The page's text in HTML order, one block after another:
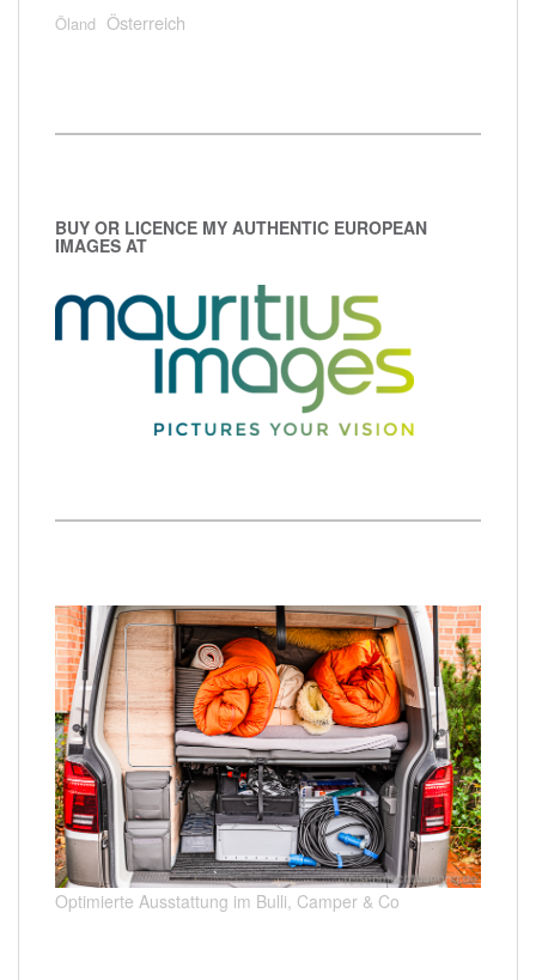
Öland Österreich
BUY OR LICENCE MY AUTHENTIC EUROPEAN
IMAGES AT
Optimierte Ausstattung im Bulli, Camper & Co